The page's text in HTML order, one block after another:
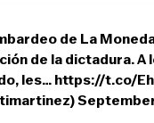
de La
de la dictadura. A
les…https://t.co/